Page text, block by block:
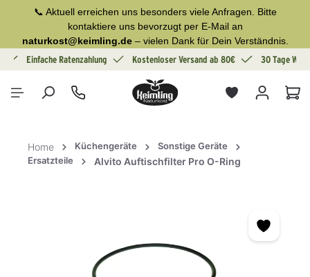
springen
📞 Aktuell erreichen uns besonders viele Anfragen. Bitte
kontaktiere uns bevorzugt per E-Mail an
naturkost@keimling.de– vielen Dank für Dein Verständnis.
Einfache Ratenzahlung Kostenloser Versand ab 80€ 30 Tage
Home Küchengeräte
Sonstige Geräte
Ersatzteile
Alvito Auftischfilter Pro O-Ring